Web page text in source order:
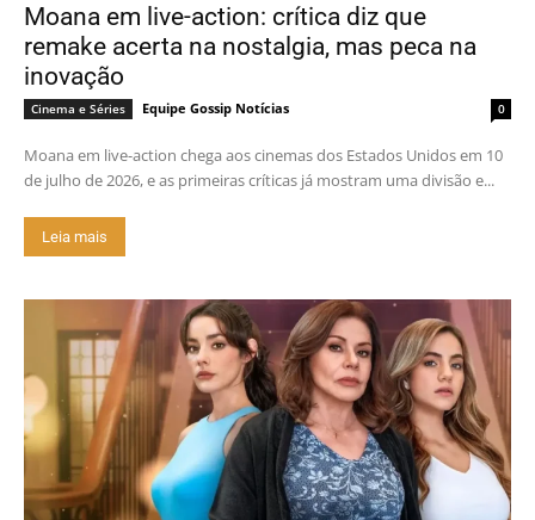
Moana em live-action: crítica diz que
remake acerta na nostalgia, mas peca na
inovação
Cinema e Séries Equipe Gossip Notícias 0
Moana em live-action chega aos cinemas dos Estados Unidos em 10
de julho de 2026, e as primeiras críticas já mostram uma divisão e...
Leia mais